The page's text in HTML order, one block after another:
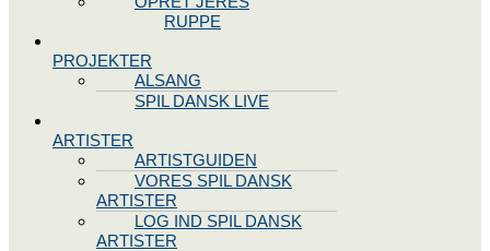
STYREGRUPPE
PROJEKTER
ALSANG
SPIL DANSK LIVE
ARTISTER
ARTISTGUIDEN
VORES SPIL DANSK
ARTISTER
LOG IND SPIL DANSK
ARTISTER